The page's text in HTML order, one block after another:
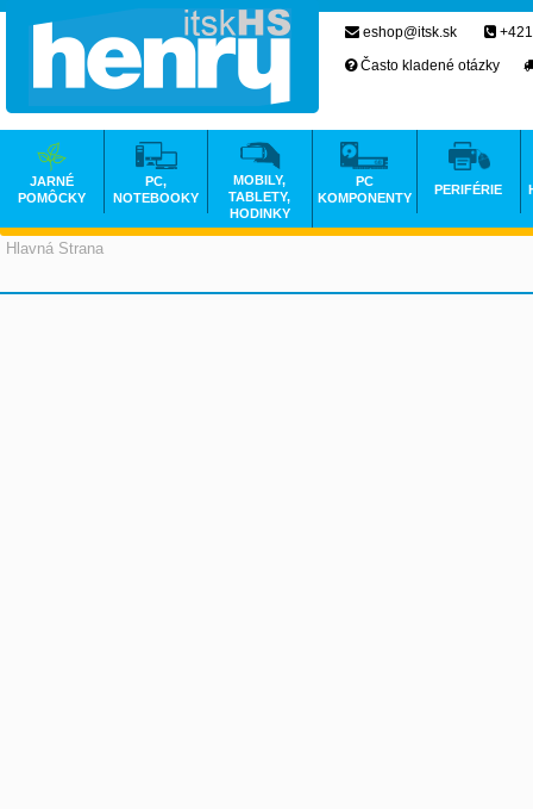
Hlavná Strana
eshop@itsk.sk
Často kladené otázky
JARNÉ
POMÔCKY
PC,
NOTEBOOKY
MOBILY,
TABLETY,
HODINKY
PC
KOMPONENTY
PERIFÉRIE